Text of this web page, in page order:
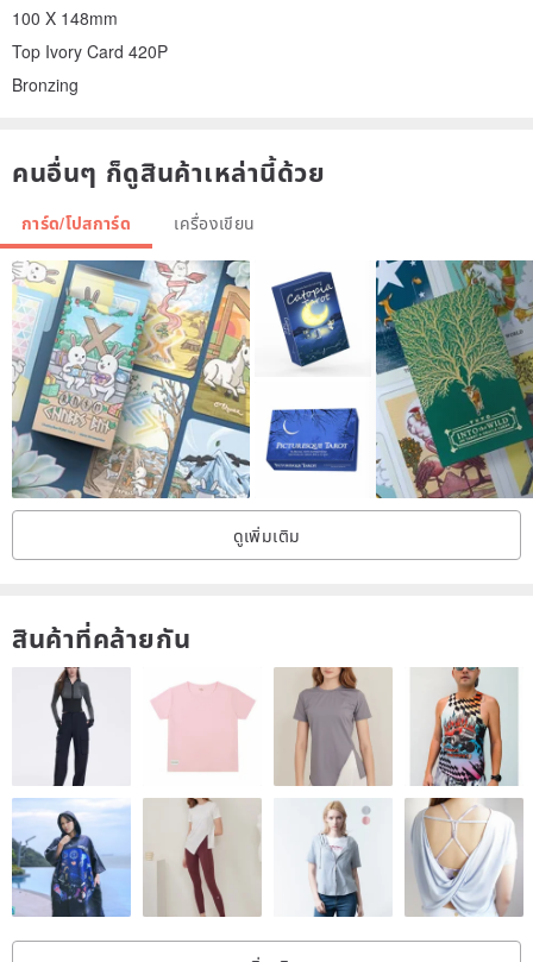
100 X 148mm
Top Ivory Card 420P
Bronzing
คนอื่นๆ ก็ดูสินค้าเหล่านี้ด้วย
การ์ด/โปสการ์ด เครื่องเขียน
ดูเพิ่มเติม
สินค้าที่คล้ายกัน